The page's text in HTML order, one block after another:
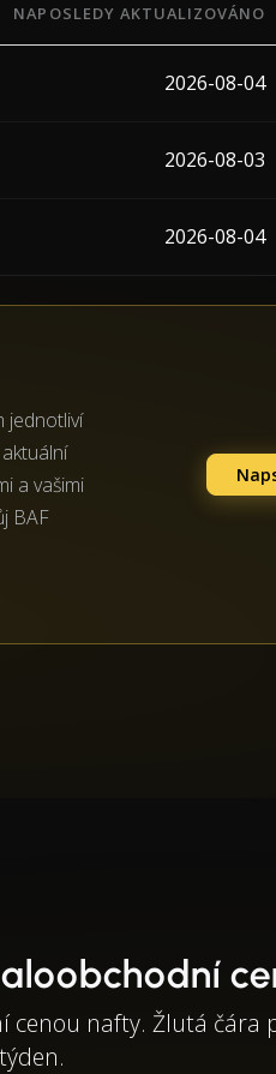
v Chorvatsko s datem
NAPOSLEDY AKTUALIZOVÁNO
2026-08-04
2026-08-03
2026-08-04
jednotliví
a vašimi
BAF
cenou nafty. Žlutá čára